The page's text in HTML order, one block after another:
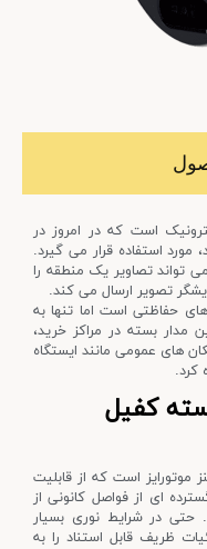
است که در امروز در
مورد استفاده قرار می گیرد.
تصاویر یک منطقه را
حفاظتی است اما تنها به
مدار بسته در مراکز خرید،
های عمومی مانند ایستگاه
کرد.
کفیل
موتورایز است که از قابلیت
ای از فواصل کانونی از
حتی در شرایط نوری بسیار
ظریف قابل استناد را به